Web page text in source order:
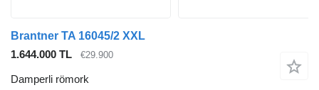
Brantner TA 16045/2 XXL
1.644.000 TL
€29.900
Damperli römork